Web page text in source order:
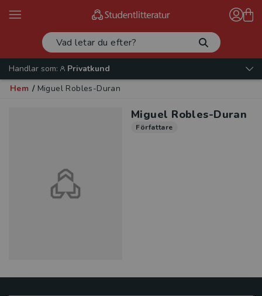
Handlar som:
Privatkund
Hem / Miguel Robles-Duran
Miguel Robles-Duran
Författare